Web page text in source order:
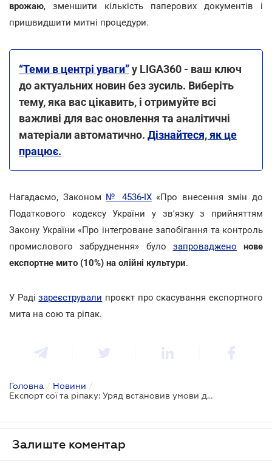
врожаю, зменшити кількість паперових документів і
пришвидшити митні процедури.
“Теми в центрі уваги”у LIGA360 - ваш ключ
до актуальних новин без зусиль. Виберіть
тему, яка вас цікавить, і отримуйте всі
важливі для вас оновлення та аналітичні
матеріали автоматично. Дізнайтеся, як це
працює.
Нагадаємо, Законом № 4536-IX«Про внесення змін до
Податкового кодексу України у зв'язку з прийняттям
Закону України «Про інтегроване запобігання та контроль
промислового забруднення» було запроваджено
нове
експортне мито (10%) на олійні культури.
У Радізареєстрували проєкт про скасування експортного
мита на сою та ріпак.
Головна / Новини /
Експорт сої та ріпаку: Уряд встановив умови для звільнення від мита
Залиште коментар